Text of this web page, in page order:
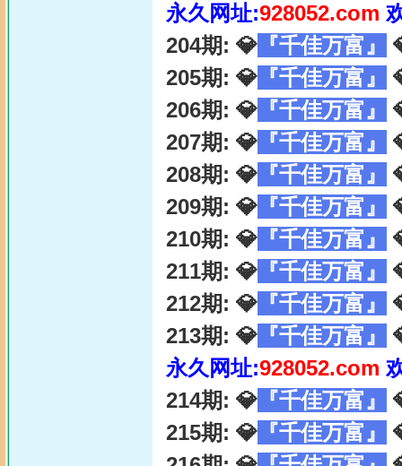
永久网址:928052.com
204期: 💎 『千佳万富』
205期: 💎 『千佳万富』
206期: 💎 『千佳万富』
207期: 💎 『千佳万富』
208期: 💎 『千佳万富』
209期: 💎 『千佳万富』
210期: 💎 『千佳万富』
211期: 💎 『千佳万富』
212期: 💎 『千佳万富』
213期: 💎 『千佳万富』
永久网址:928052.com
214期: 💎 『千佳万富』
215期: 💎 『千佳万富』